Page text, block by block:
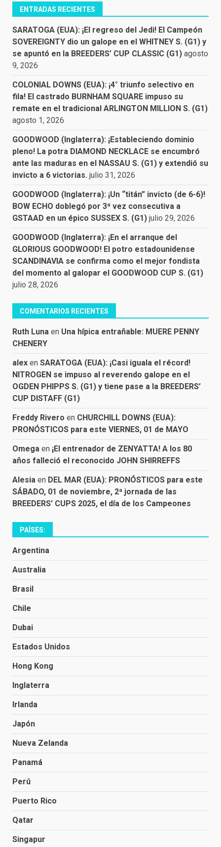
ENTRADAS RECIENTES
SARATOGA (EUA): ¡El regreso del Jedi! El Campeón
SOVEREIGNTY dio un galope en el WHITNEY S. (G1) y
se apuntó en la BREEDERS’ CUP CLASSIC (G1) agosto
9, 2026
COLONIAL DOWNS (EUA): ¡4° triunfo selectivo en
fila! El castrado BURNHAM SQUARE impuso su
remate en el tradicional ARLINGTON MILLION S. (G1)
agosto 1, 2026
GOODWOOD (Inglaterra): ¡Estableciendo dominio
pleno! La potra DIAMOND NECKLACE se encumbró
ante las maduras en el NASSAU S. (G1) y extendió su
invicto a 6 victorias. julio 31, 2026
GOODWOOD (Inglaterra): ¡Un “titán” invicto (de 6-6)!
BOW ECHO doblegó por 3ª vez consecutiva a
GSTAAD en un épico SUSSEX S. (G1) julio 29, 2026
GOODWOOD (Inglaterra): ¡En el arranque del
GLORIOUS GOODWOOD! El potro estadounidense
SCANDINAVIA se confirma como el mejor fondista
del momento al galopar el GOODWOOD CUP S. (G1)
julio 28, 2026
COMENTARIOS RECIENTES
Ruth Luna en Una hípica entrañable: MUERE PENNY
CHENERY
alex en SARATOGA (EUA): ¡Casi iguala el récord!
NITROGEN se impuso al reverendo galope en el
OGDEN PHIPPS S. (G1) y tiene pase a la BREEDERS’
CUP DISTAFF (G1)
Freddy Rivero en CHURCHILL DOWNS (EUA):
PRONÓSTICOS para este VIERNES, 01 de MAYO
Omega en ¡El entrenador de ZENYATTA! A los 80
años falleció el reconocido JOHN SHIRREFFS
Alesia en DEL MAR (EUA): PRONÓSTICOS para este
SÁBADO, 01 de noviembre, 2ª jornada de las
BREEDERS’ CUPS 2025, el día de los Campeones
PAÍSES:
Argentina
Australia
Brasil
Chile
Dubai
Estados Unidos
Hong Kong
Inglaterra
Irlanda
Japón
Nueva Zelanda
Panamá
Perú
Puerto Rico
Qatar
Singapur